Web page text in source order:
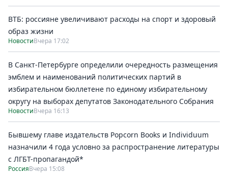
ВТБ: россияне увеличивают расходы на спорт и здоровый
образ жизни
НовостиВчера 17:02
В Санкт-Петербурге определили очередность размещения
эмблем и наименований политических партий в
избирательном бюллетене по единому избирательному
округу на выборах депутатов Законодательного Собрания
НовостиВчера 16:13
Бывшему главе издательств Popcorn Books и Individuum
назначили 4 года условно за распространение литературы
с ЛГБТ-пропагандой*
РоссияВчера 15:08